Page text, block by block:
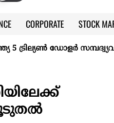
CORPORATE
STOCK
ട്രില്യണ്‍ ഡോളര്‍